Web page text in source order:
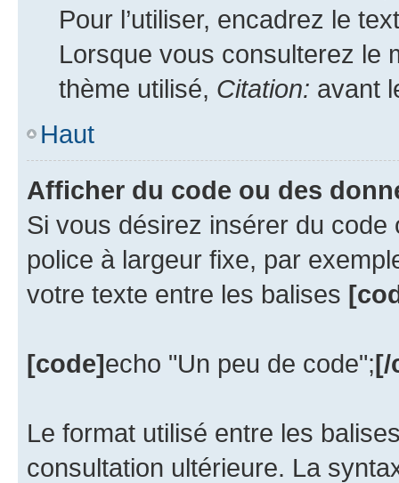
Pour l’utiliser, encadrez le
Lorsque vous consulterez le
thème utilisé, Citation: avant
Haut
Afficher du code ou des
Si vous désirez insérer du
police à largeur fixe, par
votre texte entre les balises
[code]echo "Un peu de code";[/
Le format utilisé entre les
consultation ultérieure. La